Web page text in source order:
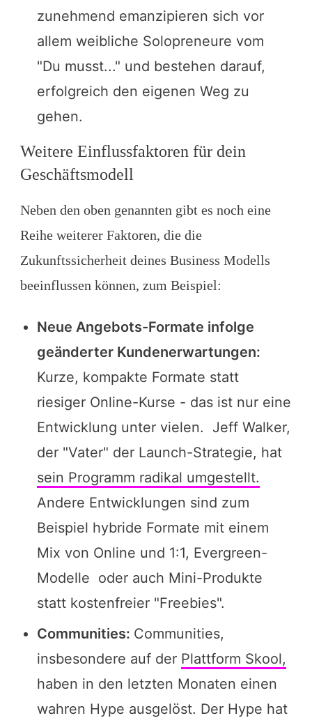
zunehmend emanzipieren sich vor
allem weibliche Solopreneure vom
"Du musst..." und bestehen darauf,
erfolgreich den eigenen Weg zu
gehen.
Weitere Einflussfaktoren für dein
Geschäftsmodell
Neben den oben genannten gibt es noch eine
Reihe weiterer Faktoren, die die
Zukunftssicherheit deines Business Modells
beeinflussen können, zum Beispiel:
Neue Angebots-Formate infolge
geänderter Kundenerwartungen:
Kurze, kompakte Formate statt
riesiger Online-Kurse - das ist nur eine
Entwicklung unter vielen. Jeff Walker,
der "Vater" der Launch-Strategie, hat
sein Programm radikal umgestellt.
Andere Entwicklungen sind zum
Beispiel hybride Formate mit einem
Mix von Online und 1:1, Evergreen-
Modelle oder auch Mini-Produkte
statt kostenfreier "Freebies".
Communities: Communities,
insbesondere auf der Plattform Skool,
haben in den letzten Monaten einen
wahren Hype ausgelöst. Der Hype hat